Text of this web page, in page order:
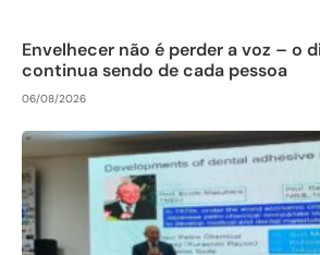
Envelhecer não é perder a voz – o
continua sendo de cada pessoa
06/08/2026